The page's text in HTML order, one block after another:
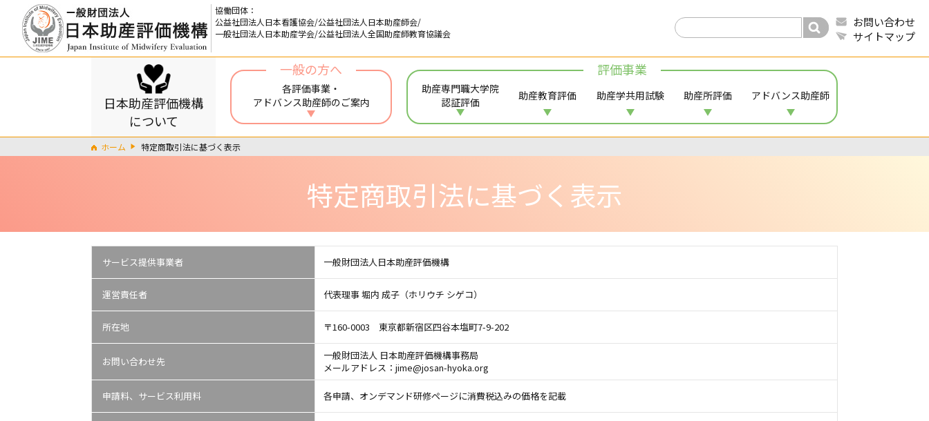
協働団体：
公益社団法人日本看護協会/公益社団法人日本助産師会/
一般社団法人日本助産学会/公益社団法人全国助産師教育協議会
日本助産評価機構
について
一般の方へ
各評価事業・
アドバンス助産師のご案内
評価事業
助産専門職大学院
認証評価
助産教育評価 助産学共用試験 助産所評価 アドバンス助産師
お問い合わせ
サイトマップ
ホーム 特定商取引法に基づく表示
特定商取引法に基づく表示
サービス提供事業者 一般財団法人日本助産評価機構
運営責任者 代表理事 堀内 成子（ホリウチ シゲコ）
所在地 〒160-0003 東京都新宿区四谷本塩町7-9-202
お問い合わせ先
一般財団法人 日本助産評価機構事務局
メールアドレス： jime@josan-hyoka.org
申請料、サービス利用料 各申請、オンデマンド研修ページに消費税込みの価格を記載